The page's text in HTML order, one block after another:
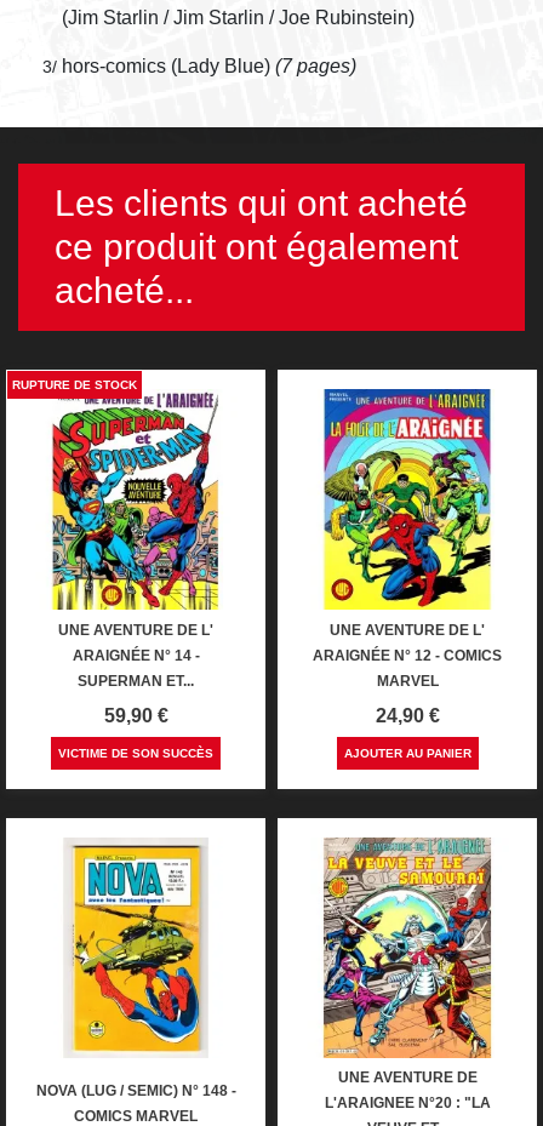
(Jim Starlin / Jim Starlin / Joe Rubinstein)
3/ hors-comics (Lady Blue) (7 pages)
Les clients qui ont acheté
ce produit ont également
acheté...
UNE AVENTURE DE L'
ARAIGNÉE N° 14 -
SUPERMAN ET...
Prix
59,90 €
VICTIME DE SON SUCCÈS
RUPTURE DE STOCK
UNE AVENTURE DE L'
ARAIGNÉE N° 12 - COMICS
MARVEL
Prix
24,90 €
AJOUTER AU PANIER
NOVA (LUG / SEMIC) N° 148 -
COMICS MARVEL
UNE AVENTURE DE
L'ARAIGNEE N°20 : "LA